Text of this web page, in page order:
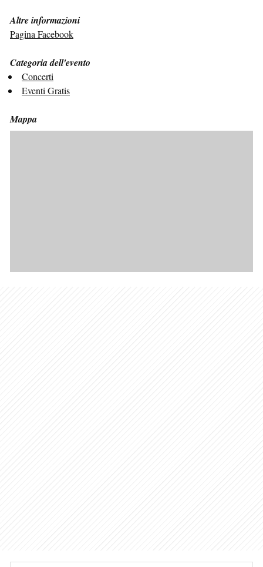
Altre informazioni
Pagina Facebook
Categoria dell'evento
Concerti
Eventi Gratis
Mappa